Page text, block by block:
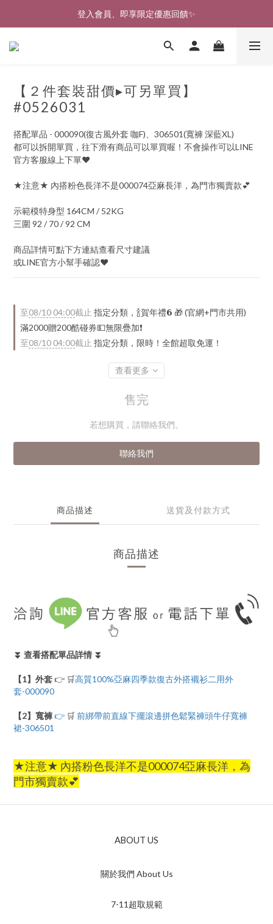
🎉新北淡水實體門市🤗歡迎蒞臨試穿🎉
登入會員、即享限定優惠回饋✨
🎉新北淡水實體門市🤗歡迎蒞臨試穿🎉
【２件套裝甜價▸可另單買】
#0526031
搭配單品 - 000090(復古風外套 咖F)、306501(寬褲 深藍XL)
都可以拆開單買，往下滑有商品可以單買喔！不會操作可以LINE
官方客服線上下單♥
★注意★ 內搭粉色長洋不是000074亞麻長洋，為門市獨賣款💕
示範模特身型 164CM / 52KG
三圍 92 / 70 / 92 CM
商品詳情可點下方連結查看尺寸建議
或LINE官方小幫手確認♥
至08/10 04:00截止 指定分類，🍾賀年禮️𝟲 🎁 (官網+門市共用)
滿2000贈200酷碰券💵無限疊加❗
至08/10 04:00截止 指定分類，限時！全館超取免運！
查看更多
售完
若想購買，請聯絡我們。
聯絡我們
商品描述 送貨及付款方式
商品描述
⏬ 查看搭配單品詳情 ⏬
【1】外套👉 🛒高質100%亞麻四季款復古外搭襯衫二用外
套-000090
【2】寬褲👉 🛒 前綁帶前直線下擺滾邊拼色鬆緊褲頭牛仔寬褲
裙-306501
★注意★ 內搭粉色長洋不是000074亞麻長洋，為
門市獨賣款💕
ABOUT US
關於我們 About Us
7-11超取規範